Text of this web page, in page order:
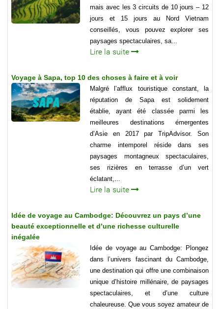
mais avec les 3 circuits de 10 jours – 12
jours et 15 jours au Nord Vietnam
conseillés, vous pouvez explorer ses
paysages spectaculaires, sa...
Lire la suite
Voyage à Sapa, top 10 des choses à faire et à voir
Malgré l’afflux touristique constant, la
réputation de Sapa est solidement
établie, ayant été classée parmi les
meilleures destinations émergentes
d’Asie en 2017 par TripAdvisor. Son
charme intemporel réside dans ses
paysages montagneux spectaculaires,
ses rizières en terrasse d’un vert
éclatant,...
Lire la suite
Idée de voyage au Cambodge: Découvrez un pays d’une
beauté exceptionnelle et d’une richesse culturelle
inégalée
Idée de voyage au Cambodge: Plongez
dans l’univers fascinant du Cambodge,
une destination qui offre une combinaison
unique d’histoire millénaire, de paysages
spectaculaires, et d’une culture
chaleureuse. Que vous soyez amateur de